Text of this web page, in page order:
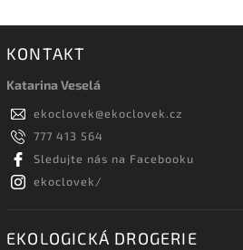
KONTAKT
Katarina Veselá
ekoclovek@ekoclovek.cz
777 413 564
Sledujte nás na Facebooku
ekoclovek/
EKOLOGICKÁ DROGERIE